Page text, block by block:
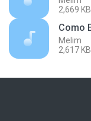
2,669 KB
Melim
2,617 KB